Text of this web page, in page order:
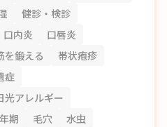
健診・検診
口内炎
口唇炎
を鍛える
帯状疱疹
症
光アレルギー
期 毛穴
水虫